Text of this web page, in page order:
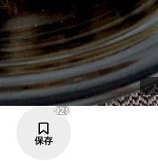
929
保存